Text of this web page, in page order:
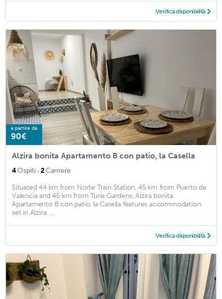
Verifica disponibilità
a partire da
90€
Alzira bonita Apartamento B con patio, la Casella
4Ospiti · 2Camere
Situated 44 km from Norte Train Station, 45 km from Puerto de
Valencia and 45 km from Turia Gardens, Alzira bonita
Apartamento B con patio, la Casella features accommodation
set in Alzira. ...
Verifica disponibilità